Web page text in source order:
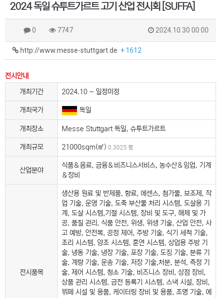
2024 독일 슈투트가르트 고기 산업 전시회 [SUFFA]
0 7747 2024.10.30 00:00
http://www.messe-stuttgart.de + 1612
전시안내
개최기간
2024.10 ~ 일정미정
개최국가 독일
개최장소 Messe Stuttgart 독일, 슈투트가르트
개최규모 21000sqm(㎡) 0.3025 평
산업분야
식품＆음료, 금융＆비즈니스서비스, 농수산＆임업, 기계
＆장비
전시품목
생산용 원료 및 반제품, 향료, 에센스, 첨가물, 보조제, 작
업 기술, 운영 기술, 도축 부산물 처리 시스템, 도살용 기
계, 도살 시스템,기절 시스템, 장비 및 도구, 해체 및 가
공, 품질 관리, 식품 안전, 위생, 위생 기술, 산업 안전, 사
고 예방, 안전복, 공정 제어, 주방 기술, 식기 세척 기술,
조리 시스템, 양조 시스템, 훈연 시스템, 상업용 주방 기
술, 냉동 기술, 냉장 기술, 포장 기술, 도징 기술, 분류 기
술, 계량 기술, 운송 기술, 저장 기술,처분, 분석, 측정 기
술, 제어 시스템, 청소 기술, 비즈니스 장비, 상점 장비,
상품 관리 시스템, 금전 등록기 시스템, 스낵 시설, 장비,
뷔페 시설 및 용품, 케이터링 장비 및 용품, 조명 기술, 에